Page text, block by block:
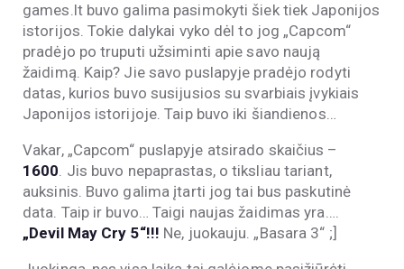
games.lt buvo galima pasimokyti šiek tiek Japonijos
istorijos. Tokie dalykai vyko dėl to jog „Capcom“
pradėjo po truputi užsiminti apie savo naują
žaidimą. Kaip? Jie savo puslapyje pradėjo rodyti
datas, kurios buvo susijusios su svarbiais įvykiais
Japonijos istorijoje. Taip buvo iki šiandienos…
Vakar, „Capcom“ puslapyje atsirado skaičius –
1600. Jis buvo nepaprastas, o tiksliau tariant,
auksinis. Buvo galima įtarti jog tai bus paskutinė
data. Taip ir buvo… Taigi naujas žaidimas yra….
„Devil May Cry 5“!!! Ne, juokauju. „Basara 3“ ;]